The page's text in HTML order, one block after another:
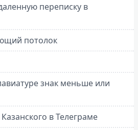
переписку в
потолок
знак меньше или
в Телеграме